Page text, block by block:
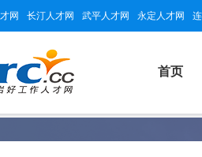
网 长汀人才网 武平人才网 永定人才网
首页